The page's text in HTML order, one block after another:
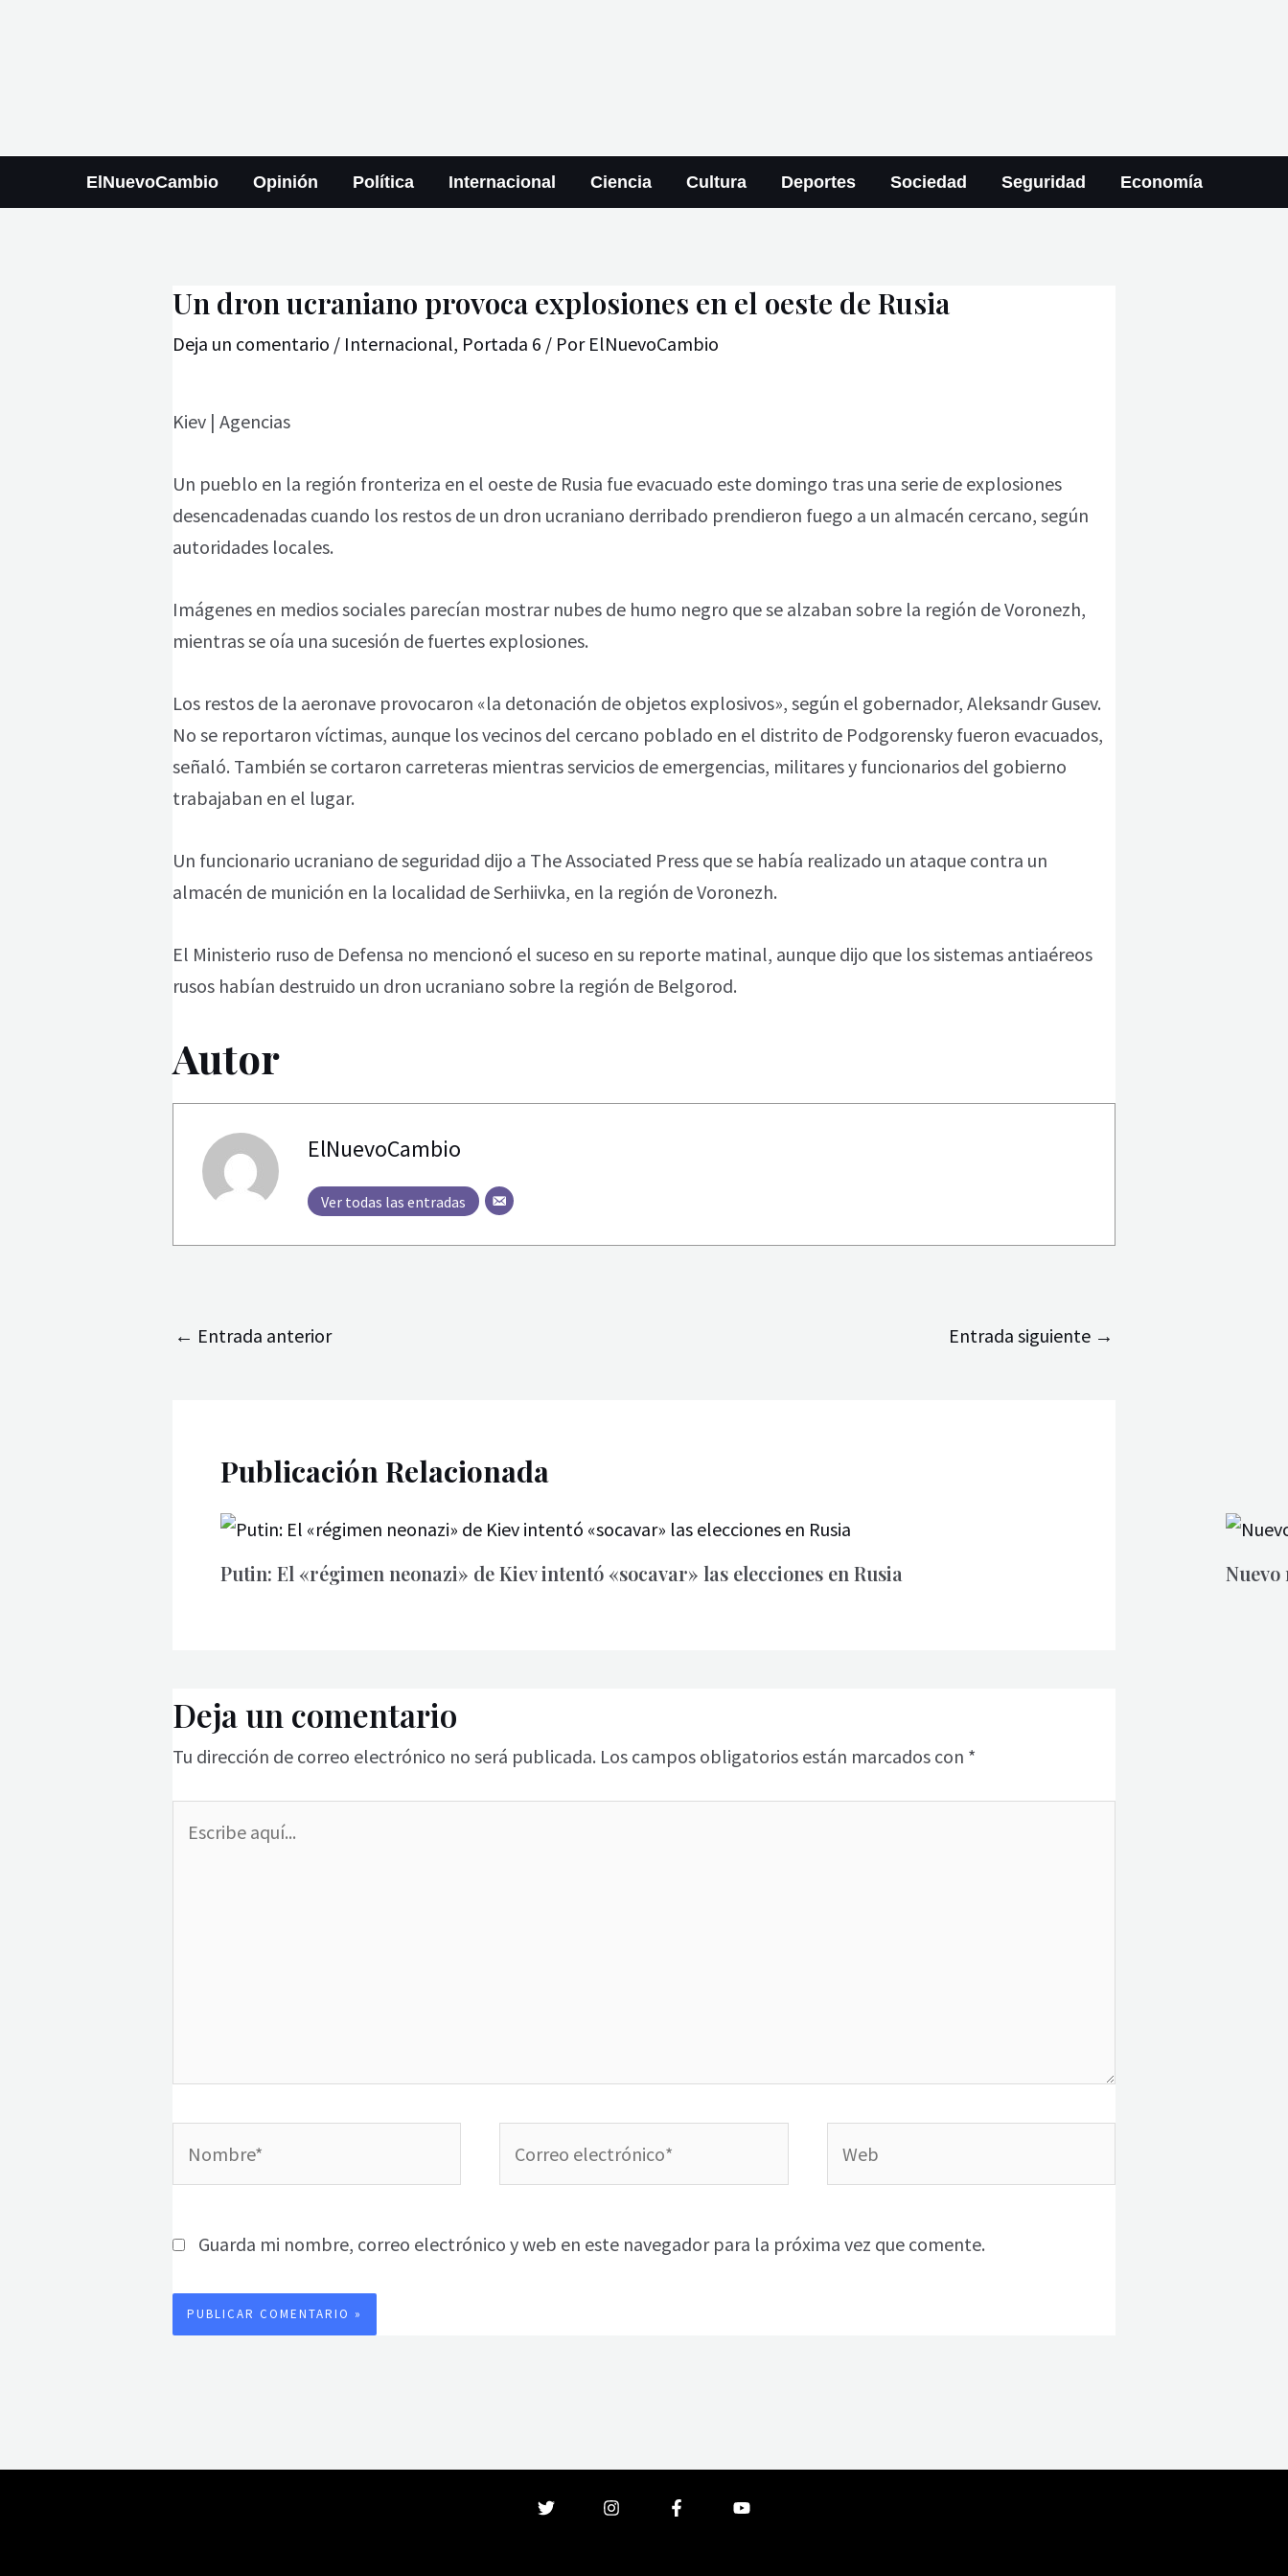
ElNuevoCambio Opinión Política Internacional Ciencia Cultura Deportes Sociedad Seguridad Economía
Un dron ucraniano provoca explosiones en el oeste de Rusia
Deja un comentario / Internacional, Portada 6 / Por ElNuevoCambio
Kiev | Agencias
Un pueblo en la región fronteriza en el oeste de Rusia fue evacuado este domingo tras una serie de explosiones
desencadenadas cuando los restos de un dron ucraniano derribado prendieron fuego a un almacén cercano, según
autoridades locales.
Imágenes en medios sociales parecían mostrar nubes de humo negro que se alzaban sobre la región de Voronezh,
mientras se oía una sucesión de fuertes explosiones.
Los restos de la aeronave provocaron «la detonación de objetos explosivos», según el gobernador, Aleksandr Gusev.
No se reportaron víctimas, aunque los vecinos del cercano poblado en el distrito de Podgorensky fueron evacuados,
señaló. También se cortaron carreteras mientras servicios de emergencias, militares y funcionarios del gobierno
trabajaban en el lugar.
Un funcionario ucraniano de seguridad dijo a The Associated Press que se había realizado un ataque contra un
almacén de munición en la localidad de Serhiivka, en la región de Voronezh.
El Ministerio ruso de Defensa no mencionó el suceso en su reporte matinal, aunque dijo que los sistemas antiaéreos
rusos habían destruido un dron ucraniano sobre la región de Belgorod.
Autor
ElNuevoCambio
Ver todas las entradas
← Entrada anterior Entrada siguiente →
Publicación Relacionada
Putin: El «régimen neonazi» de Kiev intentó «socavar» las elecciones en Rusia
Deja un comentario
Tu dirección de correo electrónico no será publicada. Los campos obligatorios están marcados con *
aquí...
electrónico*
Guarda mi nombre, correo electrónico y web en este navegador para la próxima vez que comente.